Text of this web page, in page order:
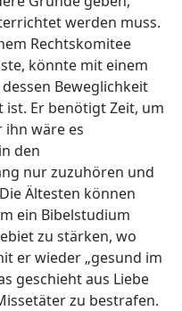
werden muss.
Rechtskomitee
könnte mit einem
Beweglichkeit
Er benötigt Zeit, um
ihn wäre es
den
nur zuzuhören und
Ältesten können
ein Bibelstudium
zu stärken, wo
er wieder „gesund im
geschieht aus Liebe
zu bestrafen.